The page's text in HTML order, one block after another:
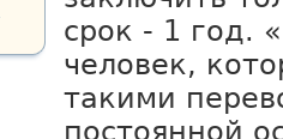
срок - 1 год.
человек,
такими
постоянной